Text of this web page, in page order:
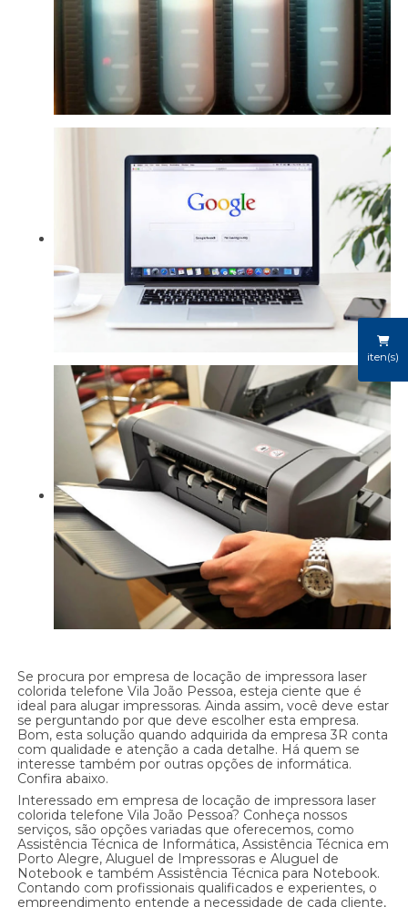
iten(s)
Se procura por empresa de locação de impressora laser
colorida telefone Vila João Pessoa, esteja ciente que é
ideal para alugar impressoras. Ainda assim, você deve estar
se perguntando por que deve escolher esta empresa.
Bom, esta solução quando adquirida da empresa 3R conta
com qualidade e atenção a cada detalhe. Há quem se
interesse também por outras opções de informática.
Confira abaixo.
Interessado em empresa de locação de impressora laser
colorida telefone Vila João Pessoa? Conheça nossos
serviços, são opções variadas que oferecemos, como
Assistência Técnica de Informática, Assistência Técnica em
Porto Alegre, Aluguel de Impressoras e Aluguel de
Notebook e também Assistência Técnica para Notebook.
Contando com profissionais qualificados e experientes, o
empreendimento entende a necessidade de cada cliente,